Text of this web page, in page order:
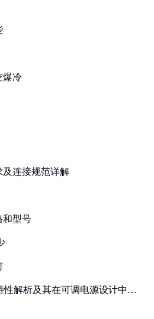
爆冷
连接规范详解
和型号
性解析及其在可调电源设计中的